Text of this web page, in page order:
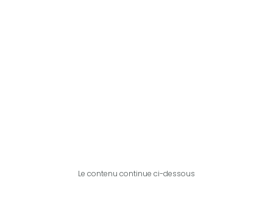
Le contenu continue ci-dessous